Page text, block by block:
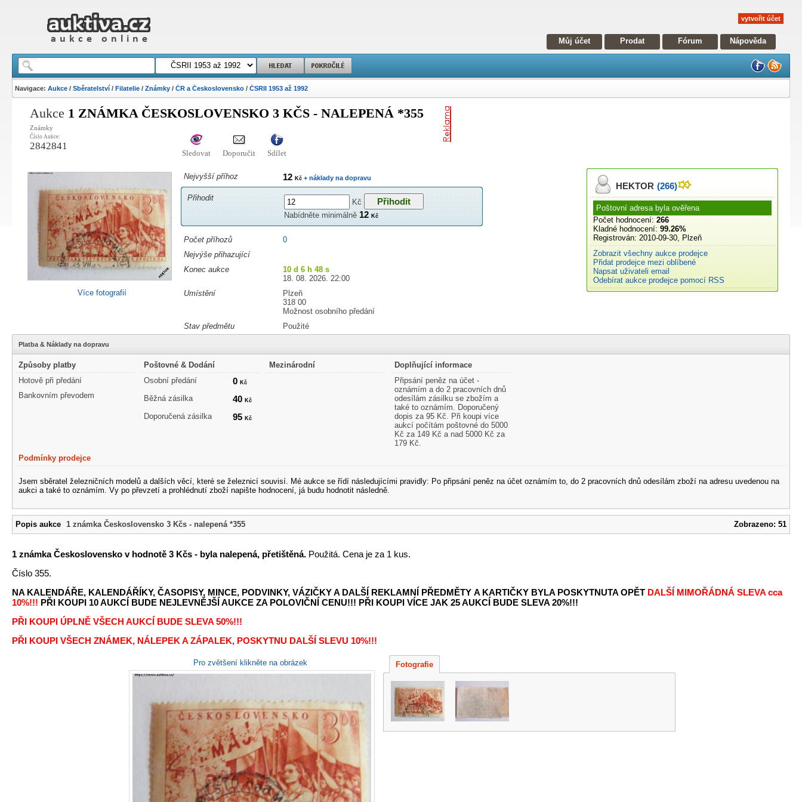
vytvořit účet
Můj účet Prodat Fórum Nápověda
Navigace:Aukce /Sběratelství /Filatelie /Známky /ČR a Československo /ČSRII 1953 až 1992
Aukce 1 ZNÁMKA ČESKOSLOVENSKO 3 KČS - NALEPENÁ *355
Známky
Číslo Aukce:
2842841
Sledovat Doporučit Sdílet
Více fotografií
Nejvyšší příhoz 12Kč + náklady na dopravu
Přihodit
Kč
Nabídněte minimálně12Kč
Počet příhozů
0
Nejvýše přihazující
Konec aukce
10 d 6 h 48 s
18. 08. 2026. 22:00
Umístění
Plzeň
318 00
Možnost osobního předání
Stav předmětu
Použité
HEKTOR (266)
Poštovní adresa byla ověřena
Počet hodnocení: 266
Kladné hodnocení: 99.26%
Registrován: 2010-09-30, Plzeň
Zobrazit všechny aukce prodejce
Přidat prodejce mezi oblíbené
Napsat uživateli email
Odebírat aukce prodejce pomocí RSS
Platba & Náklady na dopravu
Způsoby platby
Hotově při předání
Bankovním převodem
Poštovné & Dodání
Osobní předání
0Kč
Běžná zásilka 40Kč
Doporučená zásilka 95Kč
Mezinárodní
Doplňující informace
Připsání peněz na účet -
oznámím a do 2 pracovních dnů
odesílám zásilku se zbožím a
také to oznámím. Doporučený
dopis za 95 Kč. Při koupi více
aukcí počítám poštovné do 5000
Kč za 149 Kč a nad 5000 Kč za
179 Kč.
Podmínky prodejce
Jsem sběratel železničních modelů a dalších věcí, které se železnicí souvisí. Mé aukce se řídí následujícími pravidly: Po připsání peněz na účet oznámím to, do 2 pracovních dnů odesílám zboží na adresu uvedenou na
aukci a také to oznámím. Vy po převzetí a prohlédnutí zboží napište hodnocení, já budu hodnotit následně.
Popis aukce 1 známka Československo 3 Kčs - nalepená *355 Zobrazeno: 51
1 známka Československo v hodnotě 3 Kčs - byla nalepená, přetištěná. Použitá. Cena je za 1 kus.
Číslo 355.
NA KALENDÁŘE, KALENDÁŘÍKY, ČASOPISY, MINCE, PODVINKY, VÁZIČKY A DALŠÍ REKLAMNÍ PŘEDMĚTY A KARTIČKY BYLA POSKYTNUTA OPĚT DALŠÍ MIMOŘÁDNÁ SLEVAcca
10%!!! PŘI KOUPI 10 AUKCÍ BUDE NEJLEVNĚJŠÍ AUKCE ZA POLOVIČNÍ CENU!!! PŘI KOUPI VÍCE JAK 25 AUKCÍ BUDE SLEVA 20%!!!
PŘI KOUPI ÚPLNĚ VŠECH AUKCÍ BUDE SLEVA 50%!!!
PŘI KOUPI VŠECH ZNÁMEK, NÁLEPEK A ZÁPALEK, POSKYTNU DALŠÍ SLEVU 10%!!!
Pro zvětšení klikněte na obrázek Fotografie